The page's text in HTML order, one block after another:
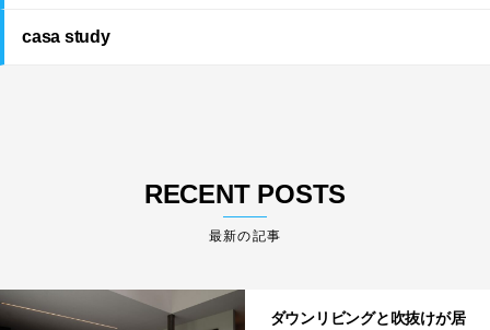
casa study
RECENT POSTS
最新の記事
ダウンリビングと吹抜けが居